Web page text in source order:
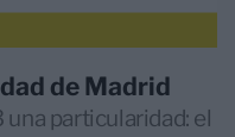
de Madrid
una particularidad: el